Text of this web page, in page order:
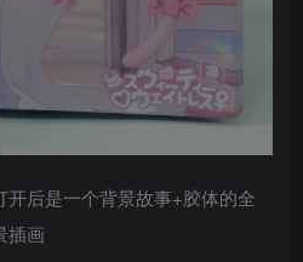
后是一个背景故事+胶体的全
插画